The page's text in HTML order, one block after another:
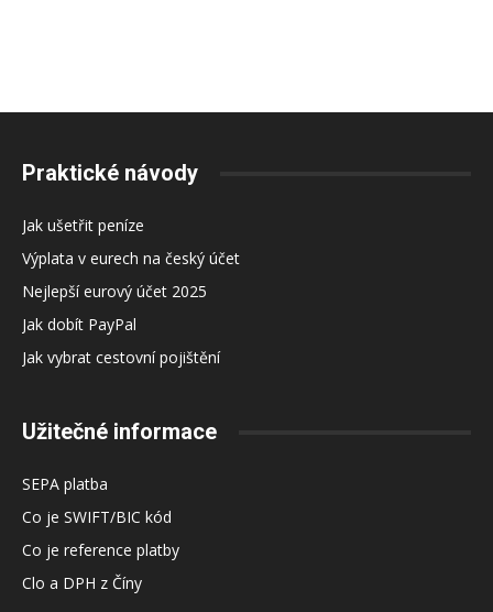
Praktické návody
Jak ušetřit peníze
Výplata v eurech na český účet
Nejlepší eurový účet 2025
Jak dobít PayPal
Jak vybrat cestovní pojištění
Užitečné informace
SEPA platba
Co je SWIFT/BIC kód
Co je reference platby
Clo a DPH z Číny